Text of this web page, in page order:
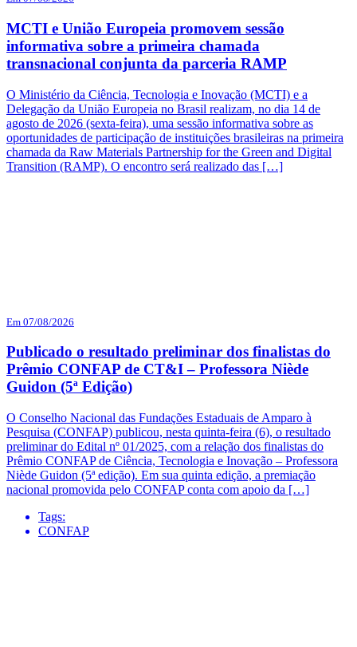
MCTI e União Europeia promovem sessão
informativa sobre a primeira chamada
transnacional conjunta da parceria RAMP
O Ministério da Ciência, Tecnologia e Inovação (MCTI) e a
Delegação da União Europeia no Brasil realizam, no dia 14 de
agosto de 2026 (sexta-feira), uma sessão informativa sobre as
oportunidades de participação de instituições brasileiras na primeira
chamada da Raw Materials Partnership for the Green and Digital
Transition (RAMP). O encontro será realizado das […]
Em 07/08/2026
Publicado o resultado preliminar dos finalistas do
Prêmio CONFAP de CT&I – Professora Niède
Guidon (5ª Edição)
O Conselho Nacional das Fundações Estaduais de Amparo à
Pesquisa (CONFAP) publicou, nesta quinta-feira (6), o resultado
preliminar do Edital nº 01/2025, com a relação dos finalistas do
Prêmio CONFAP de Ciência, Tecnologia e Inovação – Professora
Niède Guidon (5ª edição). Em sua quinta edição, a premiação
nacional promovida pelo CONFAP conta com apoio da […]
Tags:
CONFAP